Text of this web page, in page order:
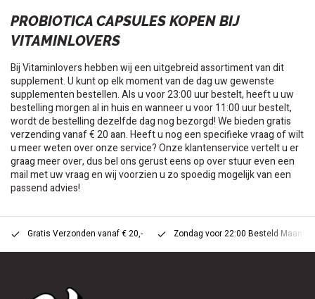
PROBIOTICA CAPSULES KOPEN BIJ
VITAMINLOVERS
Bij Vitaminlovers hebben wij een uitgebreid assortiment van dit
supplement. U kunt op elk moment van de dag uw gewenste
supplementen bestellen. Als u voor 23:00 uur bestelt, heeft u uw
bestelling morgen al in huis en wanneer u voor 11:00 uur bestelt,
wordt de bestelling dezelfde dag nog bezorgd! We bieden gratis
verzending vanaf € 20 aan. Heeft u nog een specifieke vraag of wilt
u meer weten over onze service? Onze klantenservice vertelt u er
graag meer over, dus bel ons gerust eens op over stuur even een
mail met uw vraag en wij voorzien u zo spoedig mogelijk van een
passend advies!
Gratis Verzonden vanaf € 20,- Zondag voor 22:00 Besteld